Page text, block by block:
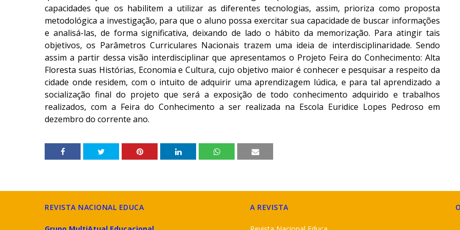
capacidades que os habilitem a utilizar as diferentes tecnologias, assim, prioriza como proposta
metodológica a investigação, para que o aluno possa exercitar sua capacidade de buscar informações
e analisá-las, de forma significativa, deixando de lado o hábito da memorização. Para atingir tais
objetivos, os Parâmetros Curriculares Nacionais trazem uma ideia de interdisciplinaridade. Sendo
assim a partir dessa visão interdisciplinar que apresentamos o Projeto Feira do Conhecimento: Alta
Floresta suas Histórias, Economia e Cultura, cujo objetivo maior é conhecer e pesquisar a respeito da
cidade onde residem, com o intuito de adquirir uma aprendizagem lúdica, e para tal aprendizado a
socialização final do projeto que será a exposição de todo conhecimento adquirido e trabalhos
realizados, com a Feira do Conhecimento a ser realizada na Escola Euridice Lopes Pedroso em
dezembro do corrente ano.
REVISTA NACIONAL EDUCA A REVISTA